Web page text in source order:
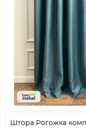
Штора Рогожка